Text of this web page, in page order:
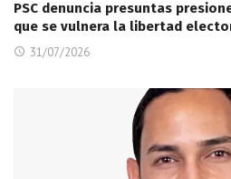
PSC denuncia presuntas
que se vulnera la libertad
31/07/2026